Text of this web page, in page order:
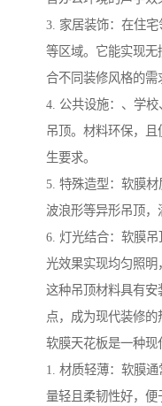
3. 家居装饰：在住
等区域。它能实现
合不同装修风格的需
4. 公共设施：、学
吊顶。材料环保，
生要求。
5. 特殊造型：软膜材
波浪形等异形吊顶，
6. 灯光结合：软膜
光效果实现均匀照明
这种吊顶材料具有
点，成为现代装修的
软膜天花板是一种现
1. 材质轻薄：软膜
量轻且柔韧性好，便